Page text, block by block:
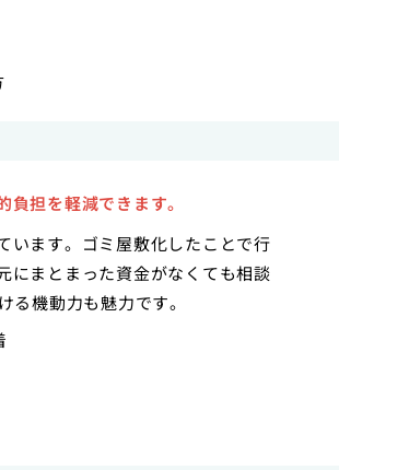
担を軽減できます。
います。ゴミ屋敷化したことで行
にまとまった資金がなくても相談
機動力も魅力です。